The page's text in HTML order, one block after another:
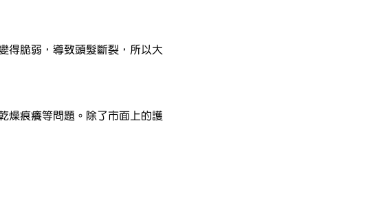
得脆弱，導致頭髮斷裂，所以大
燥痕癢等問題。除了市面上的護